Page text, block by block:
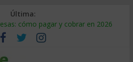
Última:
cómo pagar y cobrar en 2026
es y por qué sale tan caro
cómo auditarla a tiempo
de suministro: qué hacer